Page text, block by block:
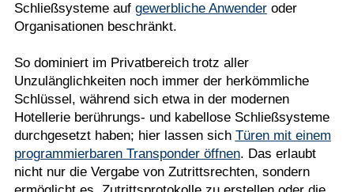
Schließsysteme auf gewerbliche Anwenderoder
Organisationen beschränkt.
So dominiert im Privatbereich trotz aller
Unzulänglichkeiten noch immer der herkömmliche
Schlüssel, während sich etwa in der modernen
Hotellerie berührungs- und kabellose Schließsysteme
durchgesetzt haben; hier lassen sich Türen mit einem
programmierbaren Transponder öffnen. Das erlaubt
nicht nur die Vergabe von Zutrittsrechten, sondern